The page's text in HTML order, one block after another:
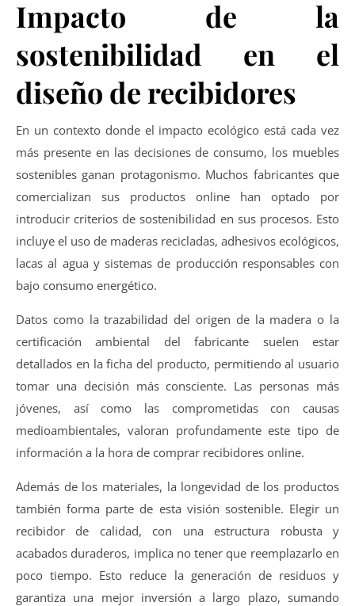
Impacto de la
sostenibilidad en el
diseño de recibidores
En un contexto donde el impacto ecológico está cada vez
más presente en las decisiones de consumo, los muebles
sostenibles ganan protagonismo. Muchos fabricantes que
comercializan sus productos online han optado por
introducir criterios de sostenibilidad en sus procesos. Esto
incluye el uso de maderas recicladas, adhesivos ecológicos,
lacas al agua y sistemas de producción responsables con
bajo consumo energético.
Datos como la trazabilidad del origen de la madera o la
certificación ambiental del fabricante suelen estar
detallados en la ficha del producto, permitiendo al usuario
tomar una decisión más consciente. Las personas más
jóvenes, así como las comprometidas con causas
medioambientales, valoran profundamente este tipo de
información a la hora de comprar recibidores online.
Además de los materiales, la longevidad de los productos
también forma parte de esta visión sostenible. Elegir un
recibidor de calidad, con una estructura robusta y
acabados duraderos, implica no tener que reemplazarlo en
poco tiempo. Esto reduce la generación de residuos y
garantiza una mejor inversión a largo plazo, sumando